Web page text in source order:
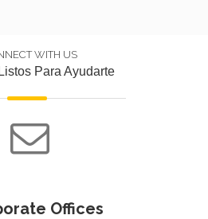
WITH US
Para Ayudarte
Offices